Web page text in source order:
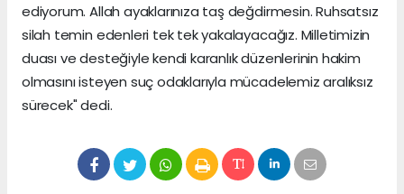
ediyorum. Allah ayaklarınıza taş değdirmesin. Ruhsatsız
silah temin edenleri tek tek yakalayacağız. Milletimizin
duası ve desteğiyle kendi karanlık düzenlerinin hakim
olmasını isteyen suç odaklarıyla mücadelemiz aralıksız
sürecek" dedi.